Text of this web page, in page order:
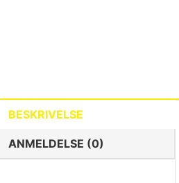
BESKRIVELSE
ANMELDELSE (0)